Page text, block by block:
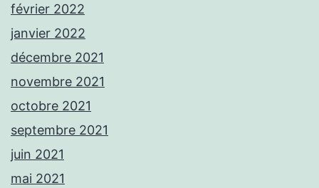
février 2022
janvier 2022
décembre 2021
novembre 2021
octobre 2021
septembre 2021
juin 2021
mai 2021